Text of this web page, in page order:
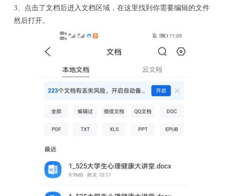
3、点击了文档后进入文档区域，在这里找到你需要编辑的文件
然后打开。